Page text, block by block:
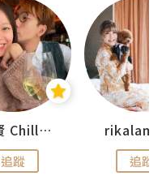
思思賢 ChillMyBabe
追蹤 追蹤